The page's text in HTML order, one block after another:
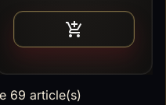

69 article(s)